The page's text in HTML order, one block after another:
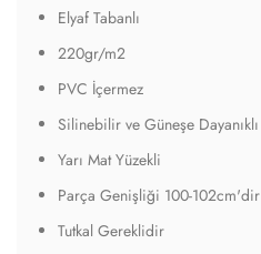
Elyaf Tabanlı
220gr/m2
PVC İçermez
Silinebilir ve Güneşe Dayanıklı
Yarı Mat Yüzekli
Parça Genişliği 100-102cm'dir
Tutkal Gereklidir